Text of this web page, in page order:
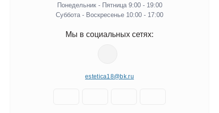
Понедельник - Пятница 9:00 - 19:00
Суббота - Воскресенье 10:00 - 17:00
Мы в социальных сетях:
estetica18@bk.ru